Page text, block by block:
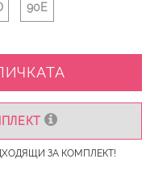
90E
ЗА КОМПЛЕКТ!